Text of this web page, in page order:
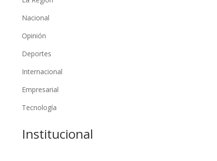
Nacional
Opinión
Deportes
Internacional
Empresarial
Tecnología
Institucional